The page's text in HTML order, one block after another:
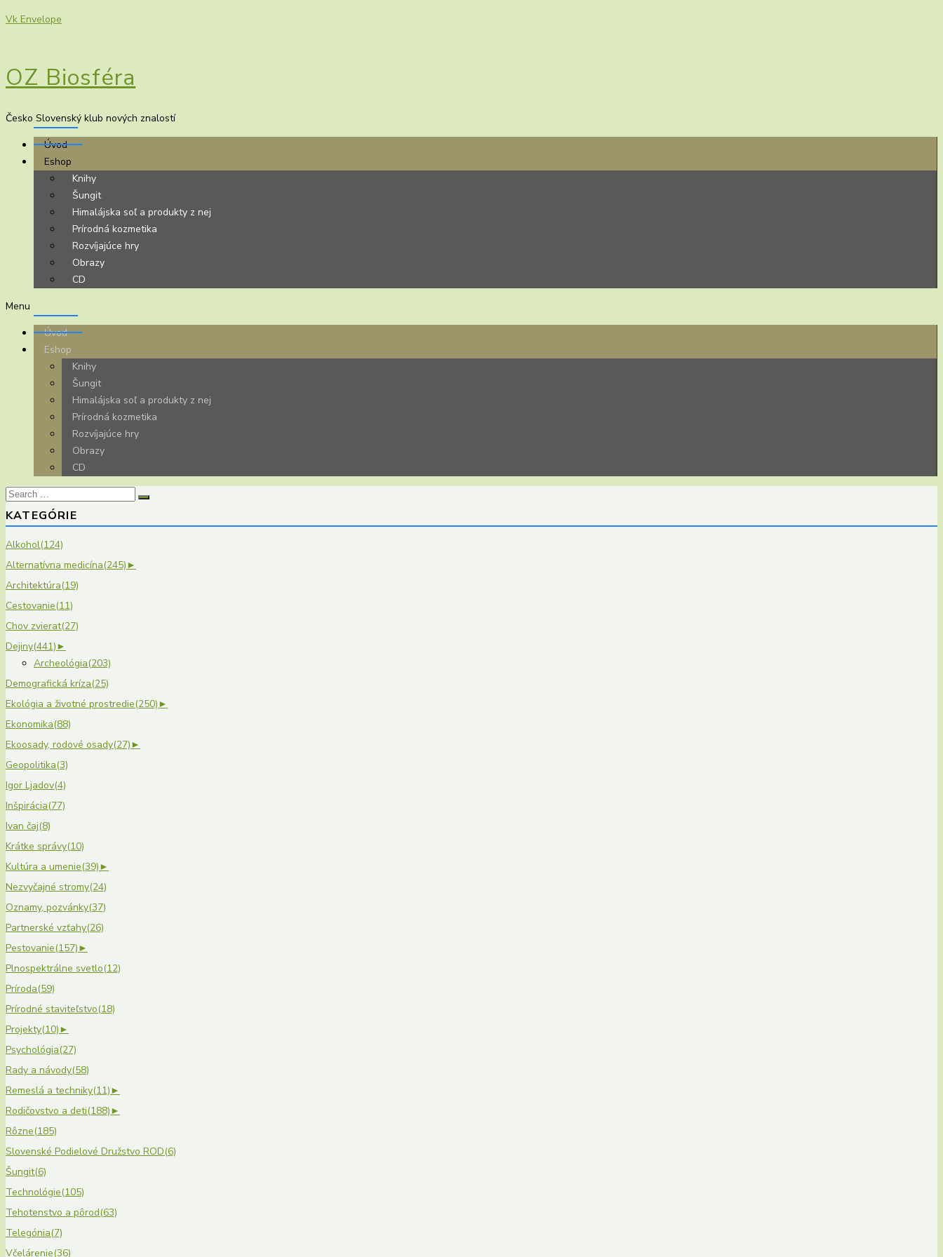
Vk Envelope
OZ Biosféra
Česko Slovenský klub nových znalostí
Úvod
Eshop
Knihy
Šungit
Himalájska soľ a produkty z nej
Prírodná kozmetika
Rozvíjajúce hry
Obrazy
CD
Menu
Úvod
Eshop
Knihy
Šungit
Himalájska soľ a produkty z nej
Prírodná kozmetika
Rozvíjajúce hry
Obrazy
CD
Search
for:
KATEGÓRIE
Alkohol(124)
Alternatívna medicína(245)►
Architektúra(19)
Cestovanie(11)
Chov zvierat(27)
Dejiny(441)►
Archeológia(203)
Demografická kríza(25)
Ekológia a životné prostredie(250)►
Ekonomika(88)
Ekoosady, rodové osady(27)►
Geopolitika(3)
Igor Ljadov(4)
Inšpirácia(77)
Ivan čaj(8)
Krátke správy(10)
Kultúra a umenie(39)►
Nezvyčajné stromy(24)
Oznamy, pozvánky(37)
Partnerské vzťahy(26)
Pestovanie(157)►
Plnospektrálne svetlo(12)
Príroda(59)
Prírodné staviteľstvo(18)
Projekty(10)►
Psychológia(27)
Rady a návody(58)
Remeslá a techniky(11)►
Rodičovstvo a deti(188)►
Rôzne(185)
Slovenské Podielové Družstvo ROD(6)
Šungit(6)
Technológie(105)
Tehotenstvo a pôrod(63)
Telegónia(7)
Včelárenie(36)